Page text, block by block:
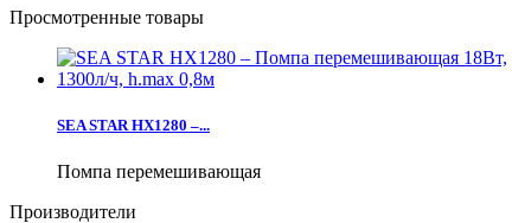
Просмотренные товары
SEA STAR HX1280 –...
Помпа перемешивающая
Производители